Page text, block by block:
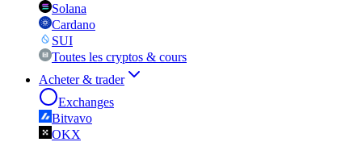
Solana
Cardano
SUI
Toutes les cryptos & cours
Acheter & trader
Exchanges
Bitvavo
OKX